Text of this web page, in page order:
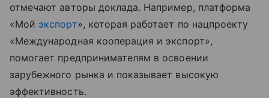
отмечают авторы доклада. Например, платформа
«Мой экспорт», которая работает по нацпроекту
«Международная кооперация и экспорт»,
помогает предпринимателям в освоении
зарубежного рынка и показывает высокую
эффективность.